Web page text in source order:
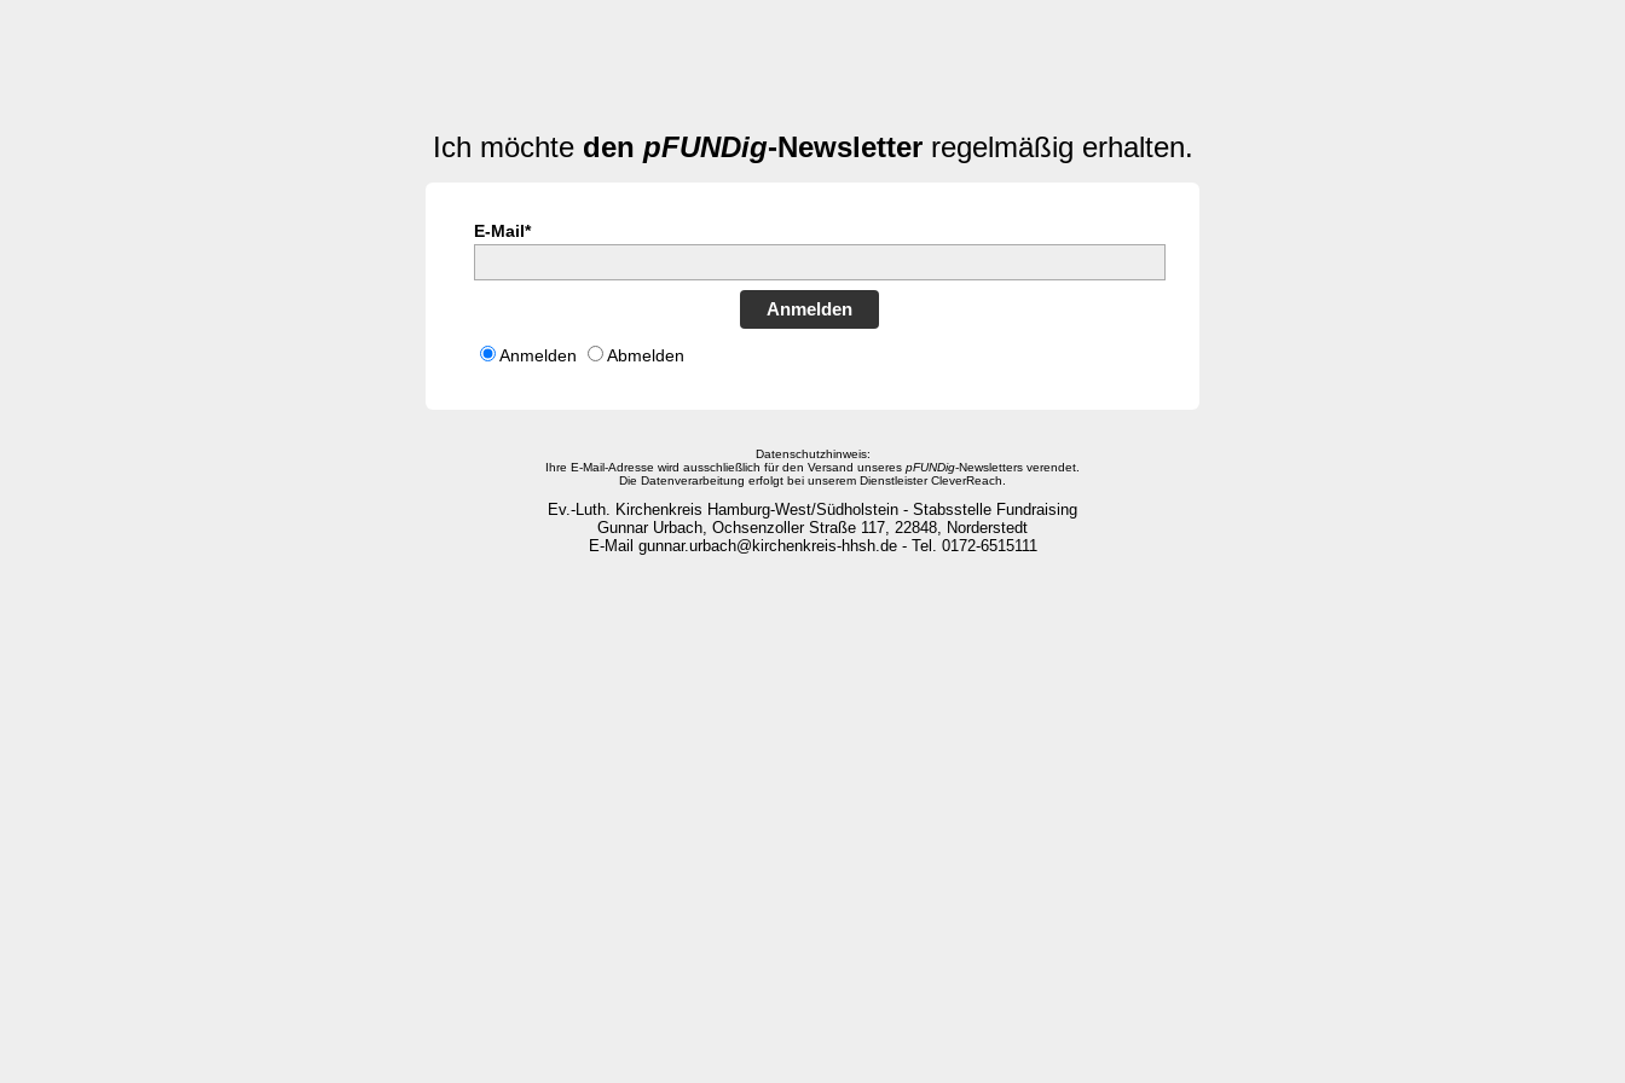
Ich möchte den pFUNDig-Newsletter regelmäßig erhalten.
E-Mail*
Anmelden
Anmelden Abmelden
Datenschutzhinweis:
Ihre E-Mail-Adresse wird ausschließlich für den Versand unseres pFUNDig-Newsletters verendet.
Die Datenverarbeitung erfolgt bei unserem Dienstleister CleverReach.
Ev.-Luth. Kirchenkreis Hamburg-West/Südholstein - Stabsstelle Fundraising
Gunnar Urbach, Ochsenzoller Straße 117, 22848, Norderstedt
E-Mail gunnar.urbach@kirchenkreis-hhsh.de - Tel. 0172-6515111